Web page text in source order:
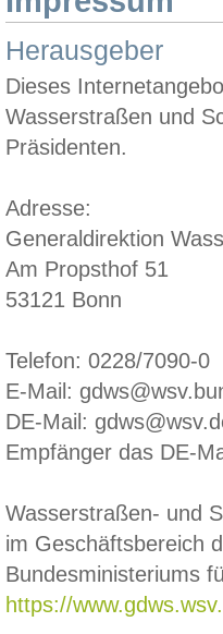
Herausgeber
Dieses
Wasserstraßen und
Präsidenten.
Adresse:
Generaldirektion
Am Propsthof 51
53121 Bonn
Telefon: 0228/7090-0
E-Mail:
DE-Mail:
Empfänger das DE-
Wasserstraßen- und
im Geschäftsbereich
Bundesministeriums
https://